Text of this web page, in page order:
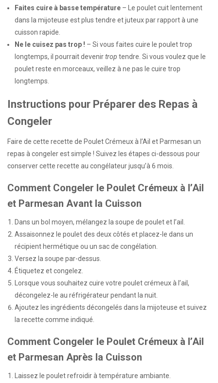
Faites cuire à basse température – Le poulet cuit lentement
dans la mijoteuse est plus tendre et juteux par rapport à une
cuisson rapide.
Ne le cuisez pas trop ! – Si vous faites cuire le poulet trop
longtemps, il pourrait devenirtrop tendre. Si vous voulez que le
poulet reste en morceaux, veillez à ne pas le cuire trop
longtemps.
Instructions pour Préparer des Repas à
Congeler
Faire de cette recette de Poulet Crémeux à l’Ail et Parmesan un
repas à congeler est simple ! Suivez les étapes ci-dessous pour
conserver cette recette au congélateur jusqu’à 6 mois.
Comment Congeler le Poulet Crémeux à l’Ail
et Parmesan Avant la Cuisson
Dans un bol moyen, mélangez la soupe de poulet et l’ail.
Assaisonnez le poulet des deux côtés et placez-le dans un
récipient hermétique ou un sac de congélation.
Versez la soupe par-dessus.
Étiquetez et congelez.
Lorsque vous souhaitez cuire votre poulet crémeux à l’ail,
décongelez-le au réfrigérateur pendant la nuit.
Ajoutez les ingrédients décongelés dans la mijoteuse et suivez
la recette comme indiqué.
Comment Congeler le Poulet Crémeux à l’Ail
et Parmesan Après la Cuisson
Laissez le poulet refroidir à température ambiante.